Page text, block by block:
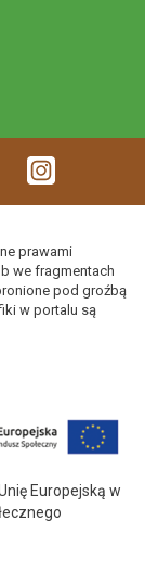
prawami
we fragmentach
pod groźbą
w portalu są
Europejską w